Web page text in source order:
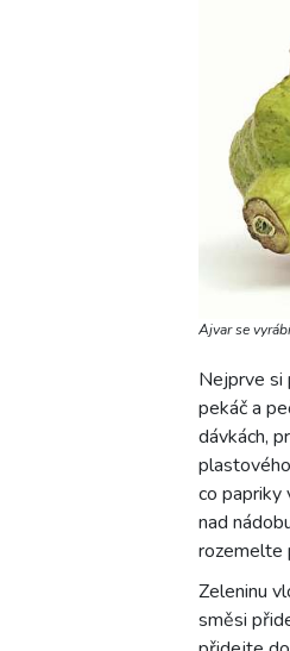
Ajvar se
Nejprve si
pekáč a
dávkách,
co papriky
nad
rozemelte
Zeleninu
směsi